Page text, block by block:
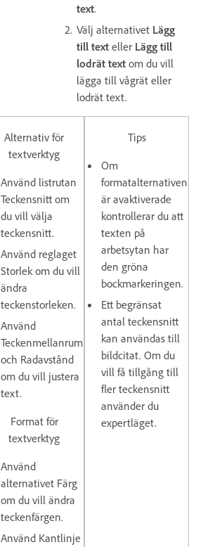
text.
Välj alternativet Lägg
till text eller Lägg till
lodrät text om du vill
lägga till vågrät eller
lodrät text.
Alternativ för
textverktyg
Använd listrutan
Teckensnitt om
du vill välja
teckensnitt.
Använd reglaget
Storlekom du vill
ändra
teckenstorleken.
Använd
Teckenmellanrum
och Radavstånd
om du vill justera
text.
Format för
textverktyg
Använd
alternativet Färg
om du vill ändra
teckenfärgen.
Använd Kantlinje
Tips
Om
formatalternativen
är avaktiverade
kontrollerar du att
texten på
arbetsytan har
den gröna
bockmarkeringen.
Ett begränsat
antal teckensnitt
kan användas till
bildcitat. Om du
vill få tillgång till
fler teckensnitt
använder du
expertläget.